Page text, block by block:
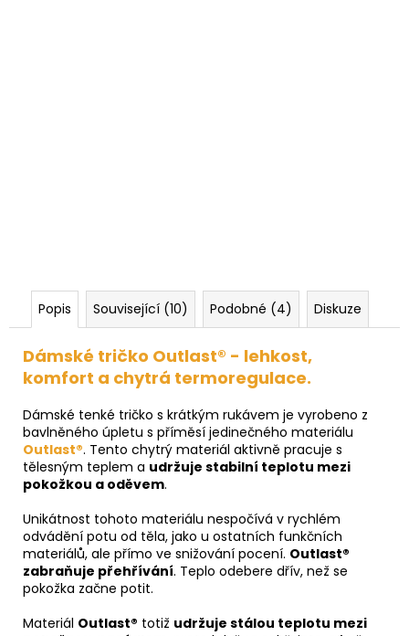
Popis Související (10) Podobné (4) Diskuze
Dámské tričko Outlast® - lehkost,
komfort a chytrá termoregulace.
Dámské tenké tričko s krátkým rukávem je vyrobeno z
bavlněného úpletu s příměsí jedinečného materiálu
Outlast®. Tento chytrý materiál aktivně pracuje s
tělesným teplem a udržuje stabilní teplotu mezi
pokožkou a oděvem.
Unikátnost tohoto materiálu nespočívá v rychlém
odvádění potu od těla, jako u ostatních funkčních
materiálů, ale přímo ve snižování pocení. Outlast®
zabraňuje přehřívání. Teplo odebere dřív, než se
pokožka začne potit.
Materiál Outlast® totiž udržuje stálou teplotu mezi